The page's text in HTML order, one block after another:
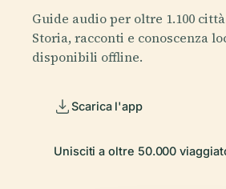
Guide audio per oltre 1.100
Storia, racconti e conoscenza
disponibili offline.
Scarica l'app
Unisciti a oltre 50.000